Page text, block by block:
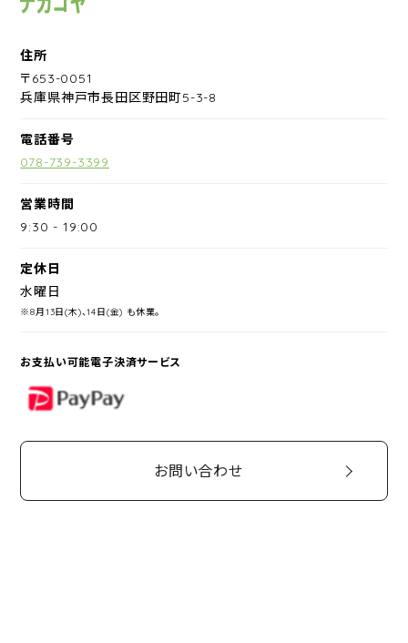
住所
〒653-0051
兵庫県神戸市長田区野田町5-3-8
電話番号
078-739-3399
営業時間
9:30 -19:00
定休日
水曜日
※8月13日(木)、14日(金) も休業。
お支払い可能電子決済サービス
PayPay
お問い合わせ